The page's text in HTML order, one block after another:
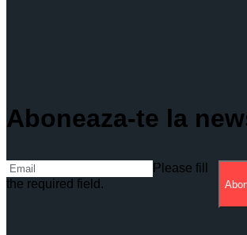
Aboneaza-te la
Please fill
the required field.